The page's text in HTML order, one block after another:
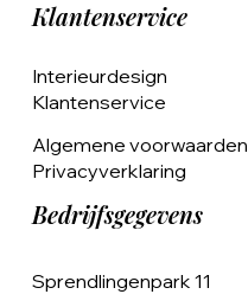
Klantenservice
Interieurdesign
Klantenservice
Algemene voorwaarden
Privacyverklaring
Bedrijfsgegevens
Sprendlingenpark 11